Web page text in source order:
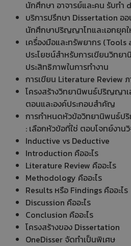
นักศึกษา อาจารย์และคน รับทำ
บริการปรึกษา Dissertation อ
นักศึกษาปริญญาโทและเอกยุค
เครื่องมือและทรัพยากร (Tools
ประโยชน์สำหรับการเขียนวิทย
ประสิทธิภาพในการทำงาน
การเขียน Literature Review
โครงสร้างวิทยานิพนธ์ปริญญา
ตอนและองค์ประกอบสำคัญ
การกำหนดหัวข้อวิทยานิพนธ์ป
: เลือกหัวข้อที่ใช่ ตอบโจทย์งาน
Inductive vs Deductive
Introduction คืออะไร
Literature Review คืออะไร
Methodology คืออะไร
Results หรือ Findings คืออะไร
Discussion คืออะไร
Conclusion คืออะไร
โครงสร้างของ Dissertation
OneDisser จัดทำเป็นพิเศษ